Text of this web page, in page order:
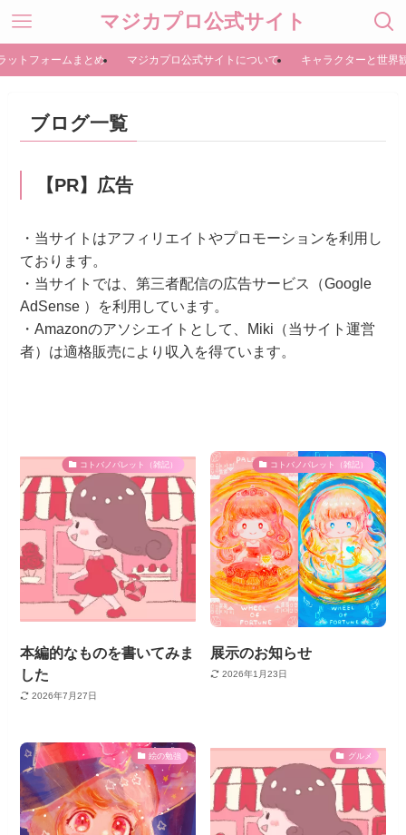
マジカプロ公式サイト
ットフォームまとめ マジカプロ公式サイトについて キャラクターと世界
ブログ一覧
【PR】広告
・当サイトはアフィリエイトやプロモーションを利用し
ております。
・当サイトでは、第三者配信の広告サービス（Google
AdSense ）を利用しています。
・Amazonのアソシエイトとして、Miki（当サイト運営
者）は適格販売により収入を得ています。
コトバノパレット（雑記）
本編的なものを書いてみま
した
2026年7月27日
コトバノパレット（雑記）
展示のお知らせ
2026年1月23日
絵の勉強 グルメ